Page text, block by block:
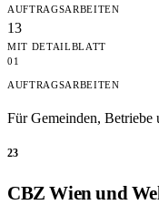
AUFTRAGSARBEITEN
13
MIT DETAILBLATT
01
AUFTRAGSARBEITEN
Für Gemeinden, Betriebe
23
CBZ Wien und